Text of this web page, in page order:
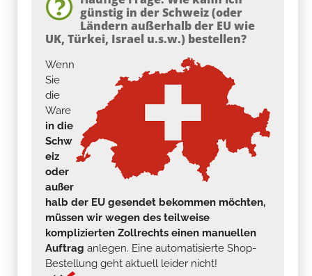
günstig in der Schweiz (oder
Ländern außerhalb der EU wie
UK, Türkei, Israel u.s.w.) bestellen?
Wenn
Sie
die
Ware
in die
Schw
eiz
oder
außer
halb der EU gesendet bekommen möchten,
müssen wir wegen des teilweise
komplizierten Zollrechts einen manuellen
Auftrag anlegen. Eine automatisierte Shop-
Bestellung geht aktuell leider nicht!